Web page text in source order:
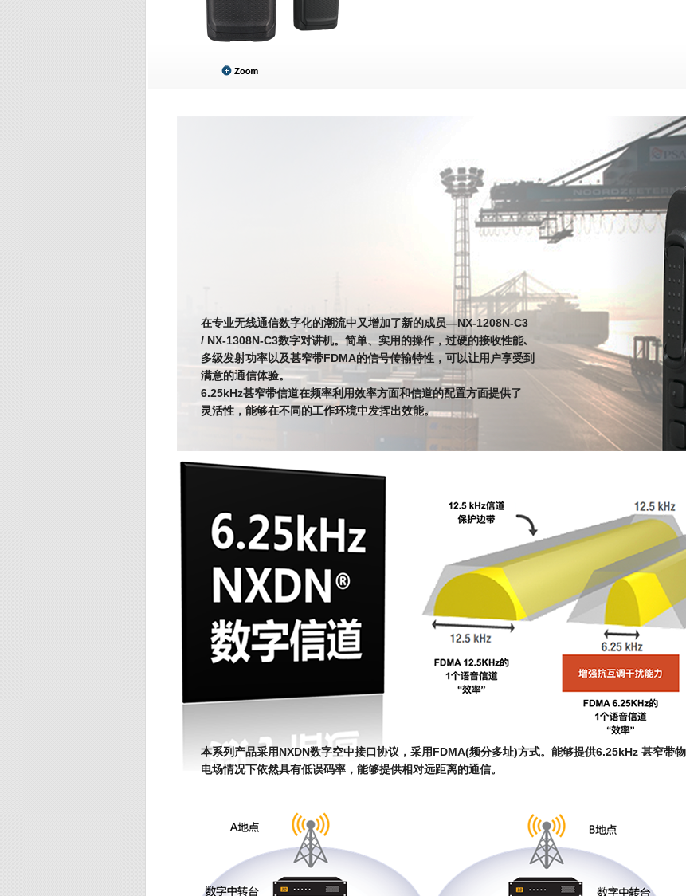
在专业无线通信数字化的潮流中又增加了新的成员—NX-1208N-C3
/ NX-1308N-C3数字对讲机。简单、实用的操作，过硬的接收性能､
多级发射功率以及甚窄带FDMA的信号传输特性，可以让用户享受到
满意的通信体验。
6.25kHz甚窄带信道在频率利用效率方面和信道的配置方面提供了
灵活性，能够在不同的工作环境中发挥出效能。
本系列产品采用NXDN数字空中接口协议，采用FDMA(频分多址)方式。能够提供6.25kHz 甚窄带
电场情况下依然具有低误码率，能够提供相对远距离的通信。